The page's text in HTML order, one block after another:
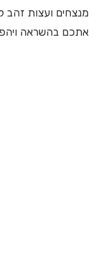
מנצחים ועצות זהב
אתכם בהשראה